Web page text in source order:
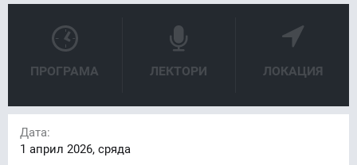
ПРОГРАМА ЛЕКТОРИ ЛОКАЦИЯ
Дата:
1 април 2026, сряда